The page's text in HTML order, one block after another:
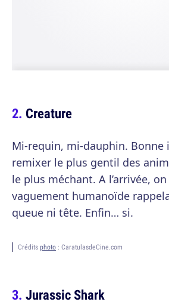
Creature
Mi-requin, mi-dauphin. Bonne
remixer le plus gentil des
le plus méchant. A l’arrivée,
vaguement humanoïde
queue ni tête. Enfin… si.
Crédits photo : CaratulasdeCine.com
Jurassic Shark